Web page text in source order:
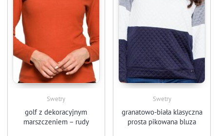
Swetry
golf z dekoracyjnym
marszczeniem – rudy
Swetry
granatowo-biała klasyczna
prosta pikowana bluza